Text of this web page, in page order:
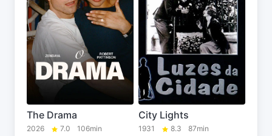
The Drama
2026 7.0 106min
City Lights
1931 8.3 87min